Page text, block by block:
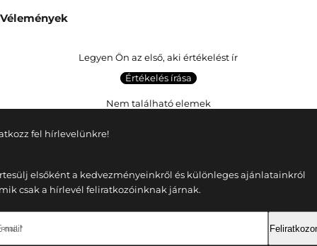
Vélemények
Legyen Ön az első, aki értékelést ír
Értékelés írása
Nem található elemek
fel hírlevelünkre!
elsőként a kedvezményeinkről és különleges ajánlatainkról
csak a hírlevél feliratkozóinknak járnak.
*